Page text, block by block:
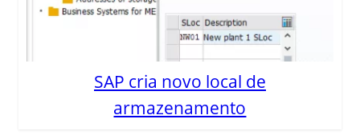
SAP cria novo local de
armazenamento